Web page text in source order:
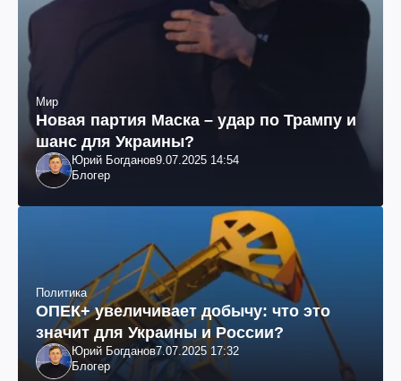
Мир
Новая партия Маска – удар по Трампу и
шанс для Украины?
Юрий Богданов9.07.2025 14:54
Блогер
Политика
ОПЕК+ увеличивает добычу: что это
значит для Украины и России?
Юрий Богданов7.07.2025 17:32
Блогер